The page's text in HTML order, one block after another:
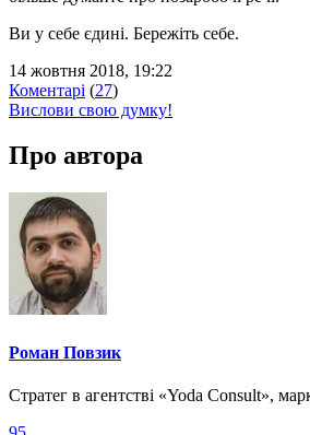
Ви у себе єдині. Бережіть себе.
14 жовтня 2018, 19:22
Коментарі (27)
Вислови свою думку!
Про автора
Роман Повзик
Стратег в агентстві «Yoda Consult»,